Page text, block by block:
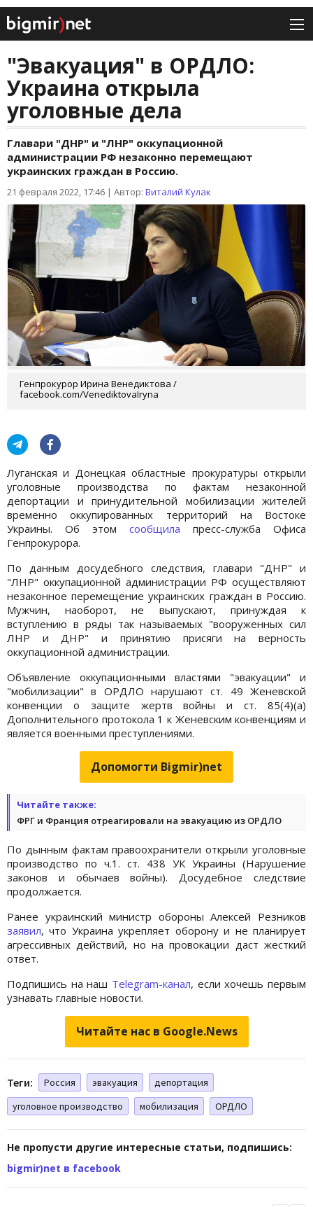
"Эвакуация" в ОРДЛО:
Украина открыла
уголовные дела
Главари "ДНР" и "ЛНР" оккупационной
администрации РФ незаконно перемещают
украинских граждан в Россию.
21 февраля 2022, 17:46 | Автор: Виталий Кулак
Генпрокурор Ирина Венедиктова /
facebook.com/VenediktovaIryna
Луганская и Донецкая областные прокуратуры открыли
уголовные производства по фактам незаконной
депортации и принудительной мобилизации жителей
временно оккупированных территорий на Востоке
Украины. Об этом сообщила пресс-служба Офиса
Генпрокурора.
По данным досудебного следствия, главари "ДНР" и
"ЛНР" оккупационной администрации РФ осуществляют
незаконное перемещение украинских граждан в Россию.
Мужчин, наоборот, не выпускают, принуждая к
вступлению в ряды так называемых "вооруженных сил
ЛНР и ДНР" и принятию присяги на верность
оккупационной администрации.
Объявление оккупационными властями "эвакуации" и
"мобилизации" в ОРДЛО нарушают ст. 49 Женевской
конвенции о защите жертв войны и ст. 85(4)(а)
Дополнительного протокола 1 к Женевским конвенциям и
является военными преступлениями.
Допомогти Bigmir)net
Читайте также:
ФРГ и Франция отреагировали на эвакуацию из ОРДЛО
По дынным фактам правоохранители открыли уголовные
производство по ч.1. ст. 438 УК Украины (Нарушение
законов и обычаев войны). Досудебное следствие
продолжается.
Ранее украинский министр обороны Алексей Резников
заявил, что Украина укрепляет оборону и не планирует
агрессивных действий, но на провокации даст жесткий
ответ.
Подпишись на наш Telegram-канал, если хочешь первым
узнавать главные новости.
Читайте нас в Google.News
Теги: Россия эвакуация
депортация
уголовное производство
мобилизация ОРДЛО
Не пропусти другие интересные статьи, подпишись:
bigmir)net в facebook